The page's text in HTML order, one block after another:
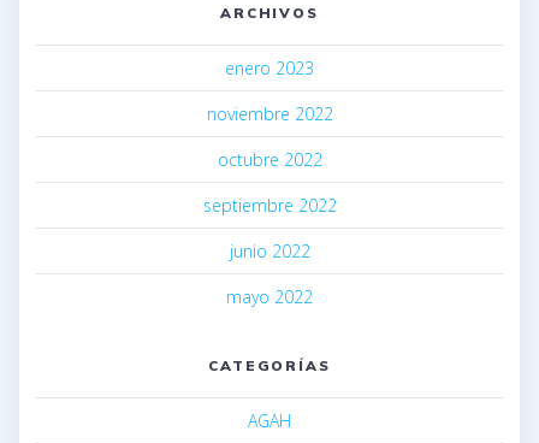
ARCHIVOS
enero 2023
noviembre 2022
octubre 2022
septiembre 2022
junio 2022
mayo 2022
CATEGORÍAS
AGAH